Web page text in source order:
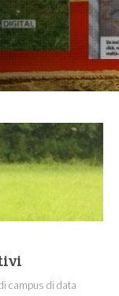
campus di data